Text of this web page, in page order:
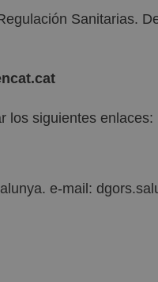
Sanitarias.
los siguientes enlaces:
e-mail: